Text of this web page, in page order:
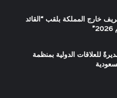
خارج المملكة بلقب “القائد
للعلاقات الدولية بمنظمة